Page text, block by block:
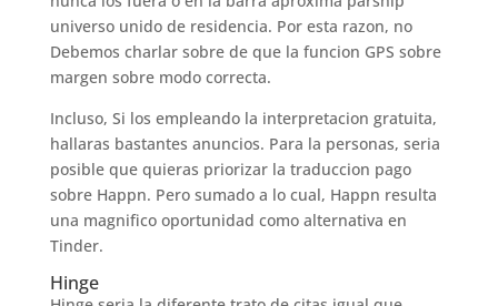
universo unido de residencia. Por esta razon, no
Debemos charlar sobre de que la funcion GPS sobre
margen sobre modo correcta.
Incluso, Si los empleando la interpretacion gratuita,
hallaras bastantes anuncios. Para la personas, seri­a
posible que quieras priorizar la traduccion pago
sobre Happn. Pero sumado a lo cual, Happn resulta
una magnifico oportunidad como alternativa en
Tinder.
Hinge